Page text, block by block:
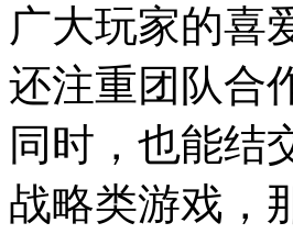
广大玩家的喜
还注重团队合
同时，也能结
战略类游戏，